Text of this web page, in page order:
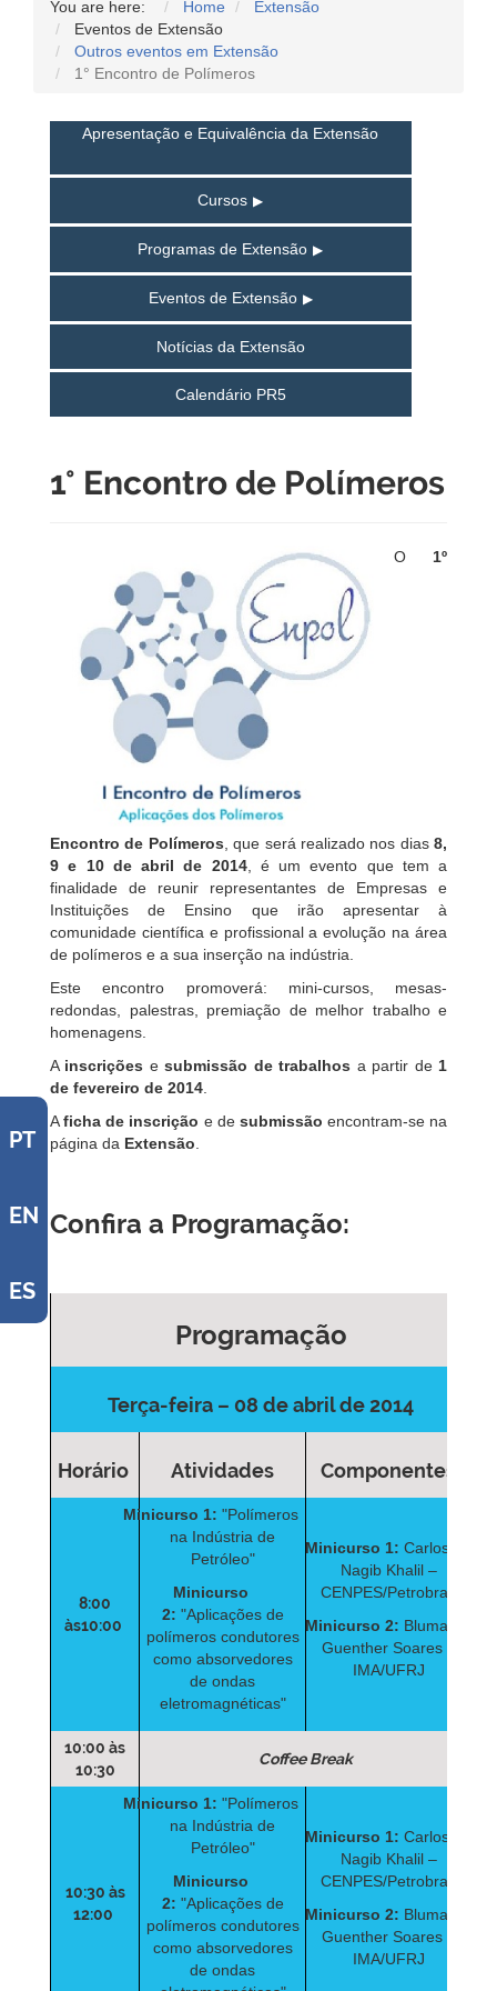
PT
EN
ES
You are here: Home
Extensão
Eventos de Extensão
Outros eventos em Extensão
1° Encontro de Polímeros
Apresentação e Equivalência da Extensão
Cursos
Programas de Extensão
Eventos de Extensão
Notícias da Extensão
Calendário PR5
1° Encontro de Polímeros
O 1º
Encontro de Polímeros , que será realizado nos dias 8,
9 e 10 de abril de 2014, é um evento que tem a
finalidade de reunir representantes de Empresas e
Instituições de Ensino que irão apresentar à
comunidade científica e profissional a evolução na área
de polímeros e a sua inserção na indústria.
Este encontro promoverá: mini-cursos, mesas-
redondas, palestras, premiação de melhor trabalho e
homenagens.
A inscrições esubmissão de trabalhos a partir de 1
de fevereiro de 2014
Aficha de inscrição e de submissão encontram-se na
página da Extensão
Confira a Programação:
Programação
Terça-feira – 08 de abril de 2014
Horário Atividades Componentes
8:00
às10:00
Minicurso 1: "Polímeros
na Indústria de
Petróleo"
Minicurso
2: "Aplicações de
polímeros condutores
como absorvedores
de ondas
eletromagnéticas"
Minicurso 1: Carlos
Nagib Khalil –
CENPES/Petrobras
Minicurso 2: Bluma
Guenther Soares –
IMA/UFRJ
10:00 às
10:30
Coffee Break
10:30 às
12:00
Minicurso 1: "Polímeros
na Indústria de
Petróleo"
Minicurso
2: "Aplicações de
polímeros condutores
como absorvedores
de ondas
Minicurso 1: Carlos
Nagib Khalil –
CENPES/Petrobras
Minicurso 2: Bluma
Guenther Soares –
IMA/UFRJ